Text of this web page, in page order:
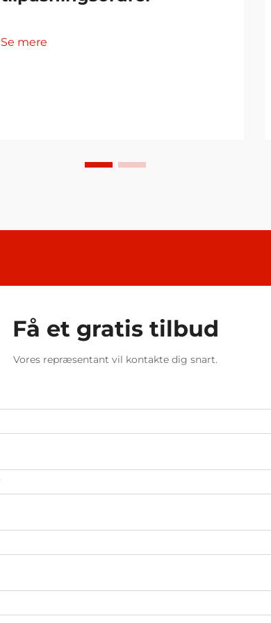
Se mere
Få et gratis tilbud
Vores repræsentant vil kontakte dig snart.